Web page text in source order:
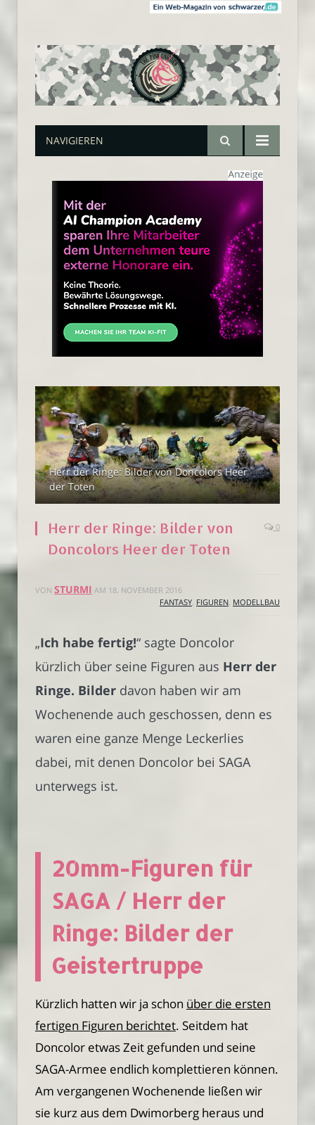
NAVIGIEREN
Herr der Ringe: Bilder von Doncolors Heer
der Toten
Herr der Ringe: Bilder von
Doncolors Heer der Toten
0
VON STURMI AM 18. NOVEMBER 2016
FANTASY FIGUREN MODELLBAU
„Ich habe fertig!“ sagte Doncolor
kürzlich über seine Figuren aus Herr der
Ringe. Bilder davon haben wir am
Wochenende auch geschossen, denn es
waren eine ganze Menge Leckerlies
dabei, mit denen Doncolor bei SAGA
unterwegs ist.
20mm-Figuren für
SAGA / Herr der
Ringe: Bilder der
Geistertruppe
Kürzlich hatten wir ja schon über die ersten
fertigen Figuren berichtet. Seitdem hat
Doncolor etwas Zeit gefunden und seine
SAGA-Armee endlich komplettieren können.
Am vergangenen Wochenende ließen wir
sie kurz aus dem Dwimorberg heraus und